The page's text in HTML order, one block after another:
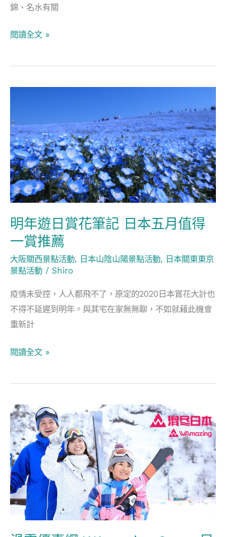
錦、名水有關
玩
閱讀全文 »
明年遊日賞花筆記 日本五月值得
一賞推薦
大阪關西景點活動, 日本山陰山陽景點活動, 日本關東東京
景點活動 / Shiro
疫情未受控，人人都飛不了，原定的2020日本賞花大計也
不得不延遲到明年。與其宅在家無無聊，不如就藉此機會
重新計
遊
日
賞
花
筆
記
日
本
月
值
得
一
賞
薦
閱讀全文 »
滑
雪
優
惠
網
WAmazing
Snow
期